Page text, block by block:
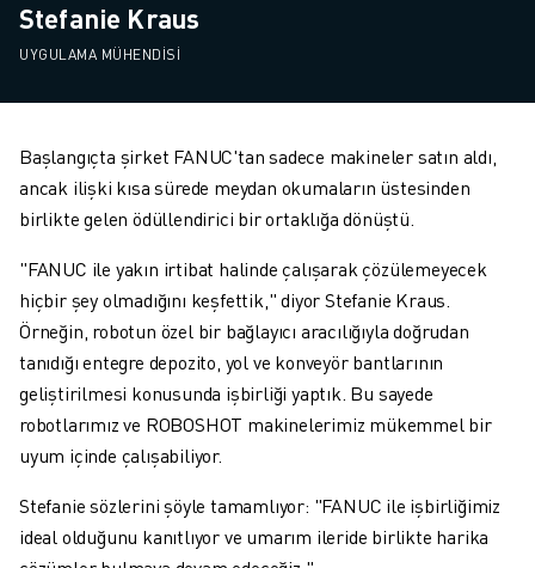
Stefanie Kraus
UYGULAMA MÜHENDISI
Başlangıçta şirket FANUC'tan sadece makineler satın aldı,
ancak ilişki kısa sürede meydan okumaların üstesinden
birlikte gelen ödüllendirici bir ortaklığa dönüştü.
"FANUC ile yakın irtibat halinde çalışarak çözülemeyecek
hiçbir şey olmadığını keşfettik," diyor Stefanie Kraus.
Örneğin, robotun özel bir bağlayıcı aracılığıyla doğrudan
tanıdığı entegre depozito, yol ve konveyör bantlarının
geliştirilmesi konusunda işbirliği yaptık. Bu sayede
robotlarımız ve ROBOSHOT makinelerimiz mükemmel bir
uyum içinde çalışabiliyor.
Stefanie sözlerini şöyle tamamlıyor: "FANUC ile işbirliğimiz
ideal olduğunu kanıtlıyor ve umarım ileride birlikte harika